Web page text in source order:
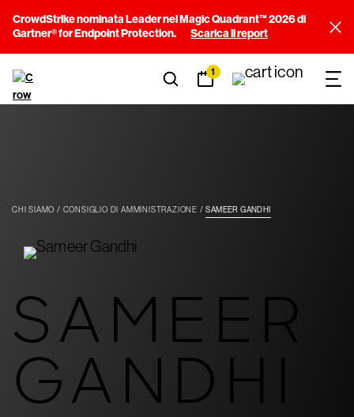
CrowdStrike nominata Leader nel Magic Quadrant™ 2026 di
Gartner® for Endpoint Protection.
Scarica il report
1
CHI SIAMO CONSIGLIO DI AMMINISTRAZIONE SAMEER GANDHI
SAMEER
GANDHI